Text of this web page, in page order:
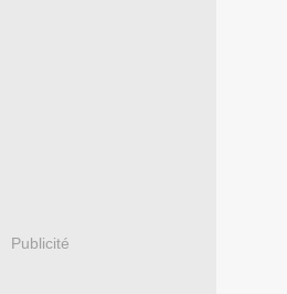
Publicité